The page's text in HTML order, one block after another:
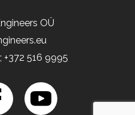
OÜ
+372 516 9995